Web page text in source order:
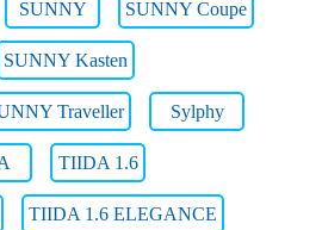
SUNNY SUNNY Coupe
SUNNY Kasten
Traveller Sylphy
TIIDA 1.6
TIIDA 1.6 ELEGANCE